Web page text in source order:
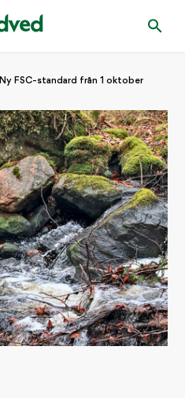
Ny FSC-standard från 1 oktober